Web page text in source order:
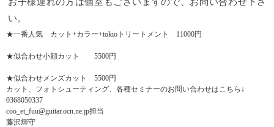
い。
★一番人気 カット+カラー+tokioトリートメント 11000円
★似合わせ小顔カット 5500円
★似合わせメンズカット 5500円
カット、フォトシューティング、各種セミナーのお問い合わせはこちら↓
0368050337
coo_et_fuu@guitar.ocn.ne.jp担当
藤沢輝守